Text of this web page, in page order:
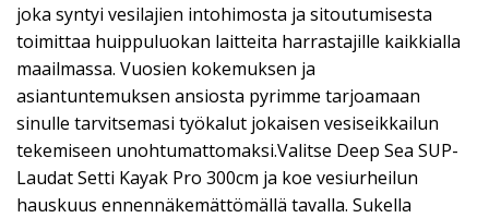
joka syntyi vesilajien intohimosta ja sitoutumisesta
toimittaa huippuluokan laitteita harrastajille kaikkialla
maailmassa. Vuosien kokemuksen ja
asiantuntemuksen ansiosta pyrimme tarjoamaan
sinulle tarvitsemasi työkalut jokaisen vesiseikkailun
tekemiseen unohtumattomaksi.Valitse Deep Sea SUP-
Laudat Setti Kayak Pro 300cm ja koe vesiurheilun
hauskuus ennennäkemättömällä tavalla. Sukella